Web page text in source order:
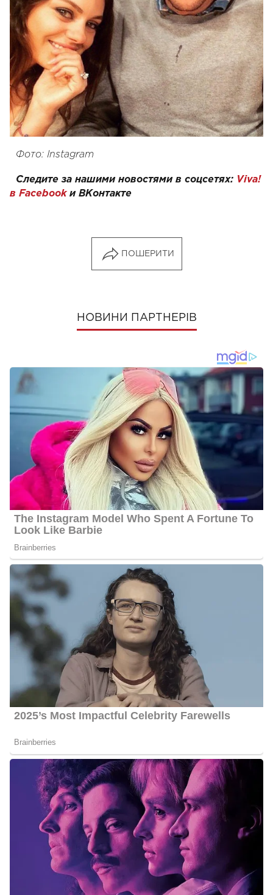
Фото: Instagram
Следите за нашими новостями в соцсетях: Viva!
в Facebookи ВКонтакте
ПОШЕРИТИ
НОВИНИ ПАРТНЕРІВ